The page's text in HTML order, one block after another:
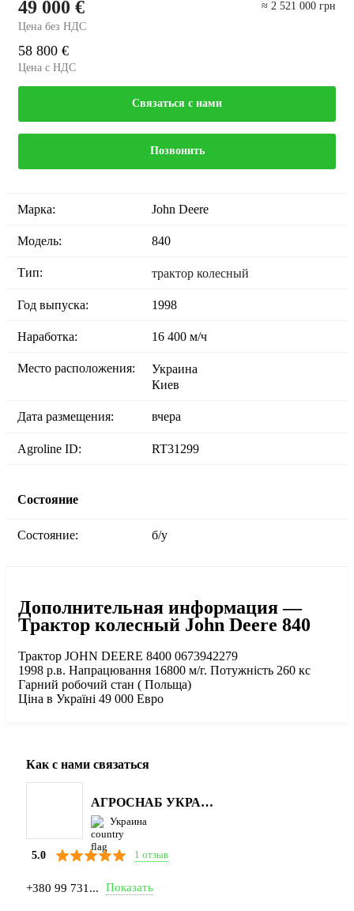
49 000 €
Цена без НДС
≈ 2 521 000 грн
58 800 €
Цена с НДС
Связаться с нами
Позвонить
Марка: John Deere
Модель: 840
Тип: трактор колесный
Год выпуска: 1998
Наработка: 16 400 м/ч
Место расположения:
Украина
Киев
Дата размещения: вчера
Agroline ID: RT31299
Состояние
Состояние: б/у
Дополнительная информация —
Трактор колесный John Deere 840
Трактор JOHN DEERE 8400 0673942279
1998 р.в. Напрацювання 16800 м/г. Потужність 260 кс
Гарний робочий стан ( Польща)
Ціна в Україні 49 000 Евро
Как с нами связаться
АГРОСНАБ УКРАЇНА
Украина
5.0 1 отзыв
+380 99 731... Показать